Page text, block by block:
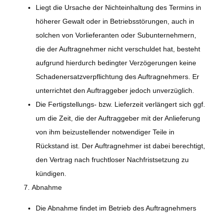
Liegt die Ursache der Nichteinhaltung des Termins in
höherer Gewalt oder in Betriebsstörungen, auch in
solchen von Vorlieferanten oder Subunternehmern,
die der Auftragnehmer nicht verschuldet hat, besteht
aufgrund hierdurch bedingter Verzögerungen keine
Schadenersatzverpflichtung des Auftragnehmers. Er
unterrichtet den Auftraggeber jedoch unverzüglich.
Die Fertigstellungs- bzw. Lieferzeit verlängert sich ggf.
um die Zeit, die der Auftraggeber mit der Anlieferung
von ihm beizustellender notwendiger Teile in
Rückstand ist. Der Auftragnehmer ist dabei berechtigt,
den Vertrag nach fruchtloser Nachfristsetzung zu
kündigen.
7.Abnahme
Die Abnahme findet im Betrieb des Auftragnehmers